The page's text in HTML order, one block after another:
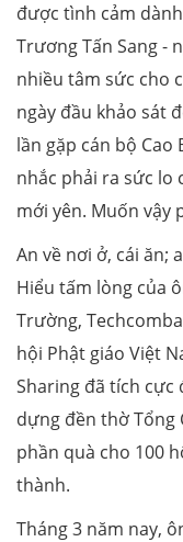
được tình cảm
Trương Tấn Sang -
nhiều tâm sức cho
ngày đầu khảo sát
lần gặp cán bộ Cao
nhắc phải ra sức lo
mới yên. Muốn vậy
An về nơi ở, cái ăn;
Hiểu tấm lòng của
Trường,
hội Phật giáo Việt
Sharing đã tích cực
dựng đền thờ Tổng
phần quà cho 100
thành.
Tháng 3 năm nay,